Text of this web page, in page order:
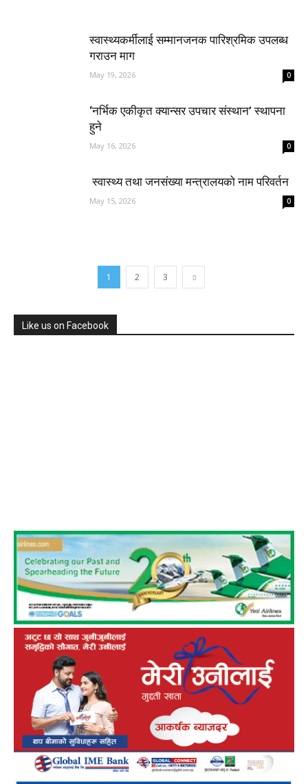
स्वास्थ्यकर्मीलाई सम्मानजनक पारिश्रमिक उपलब्ध
गराउन माग
May 19, 2026 0
‘नर्भिक एकीकृत क्यान्सर उपचार संस्थान’ स्थापना
हुने
May 16, 2026 0
स्वास्थ्य तथा जनसंख्या मन्त्रालयको नाम परिवर्तन
May 15, 2026 0
1 2 3
Like us on Facebook